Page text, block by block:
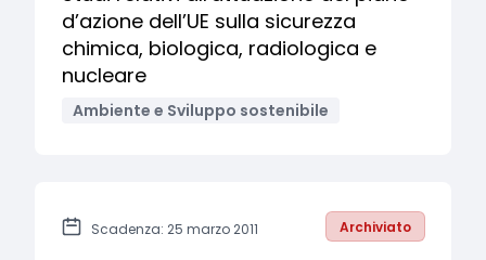
d’azione dell’UE sulla sicurezza
chimica, biologica, radiologica e
nucleare
Ambiente e Sviluppo sostenibile
Scadenza: 25 marzo 2011 Archiviato